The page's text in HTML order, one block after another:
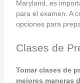
Maryland, es
para el examen. A
opciones para
Clases de
Tomar clases de
mejores maneras